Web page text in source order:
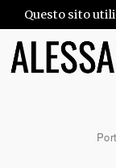
Questo sito